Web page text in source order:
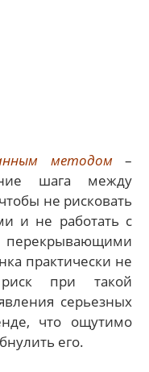
методом–
шага между
не рисковать
и не работать с
практически не
при такой
серьезных
что ощутимо
его.